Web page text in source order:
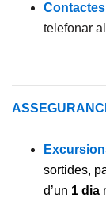
Contactes
telefonar
sortides,
d’un 1 dia